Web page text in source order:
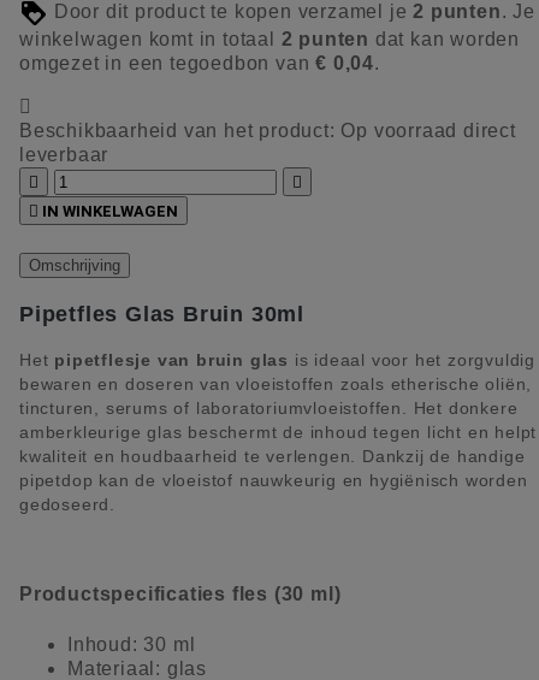
Door dit product te kopen verzamel je2 punten. Je
winkelwagen komt in totaal 2 punten dat kan worden
omgezet in een tegoedbon van€ 0,04.

Beschikbaarheid van het product: Op voorraad direct
leverbaar


 IN WINKELWAGEN
Omschrijving
Pipetfles Glas Bruin 30ml
Het pipetflesje van bruin glas is ideaal voor het zorgvuldig
bewaren en doseren van vloeistoffen zoals etherische oliën,
tincturen, serums of laboratoriumvloeistoffen. Het donkere
amberkleurige glas beschermt de inhoud tegen licht en
kwaliteit en houdbaarheid te verlengen. Dankzij de handige
pipetdop kan de vloeistof nauwkeurig en hygiënisch worden
gedoseerd.
Productspecificaties fles (30 ml)
Inhoud: 30 ml
Materiaal: glas